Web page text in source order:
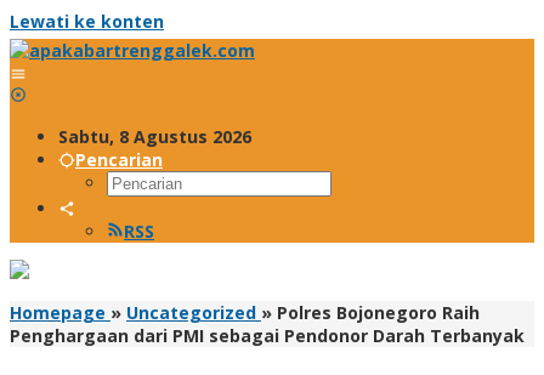
Lewati ke konten
Sabtu, 8 Agustus 2026
Pencarian
RSS
Homepage » Uncategorized » Polres Bojonegoro Raih
Penghargaan dari PMI sebagai Pendonor Darah Terbanyak